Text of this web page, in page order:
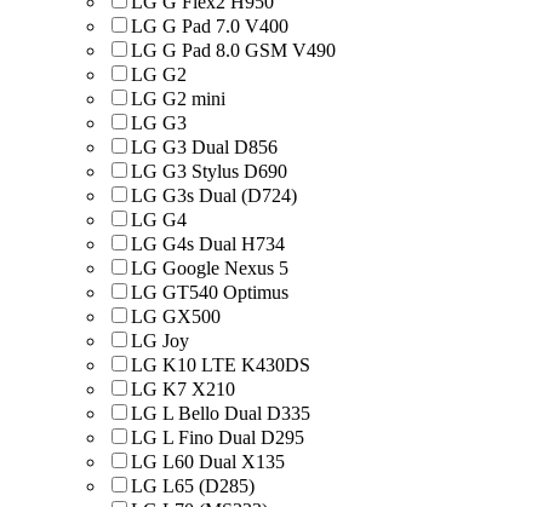
LG G Pad 7.0 V400
LG G Pad 8.0 GSM V490
LG G2
LG G2 mini
LG G3
LG G3 Dual D856
LG G3 Stylus D690
LG G3s Dual (D724)
LG G4
LG G4s Dual H734
LG Google Nexus 5
LG GT540 Optimus
LG GX500
LG Joy
LG K10 LTE K430DS
LG K7 X210
LG L Bello Dual D335
LG L Fino Dual D295
LG L60 Dual X135
LG L65 (D285)